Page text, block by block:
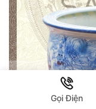
Gọi Điện